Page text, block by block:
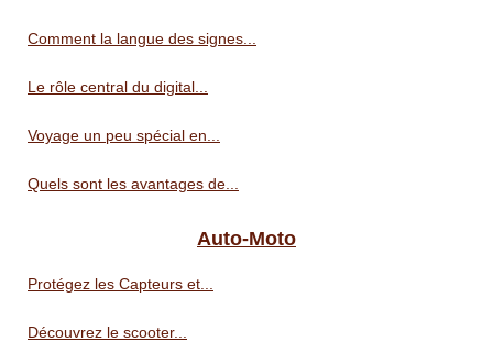
Comment la langue des signes...
Le rôle central du digital...
Voyage un peu spécial en...
Quels sont les avantages de...
Auto-Moto
Protégez les Capteurs et...
Découvrez le scooter...